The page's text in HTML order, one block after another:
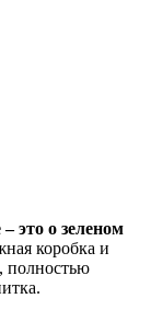
это о зеленом
коробка и
полностью